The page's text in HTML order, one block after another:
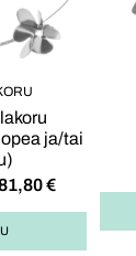
ja/tai
€